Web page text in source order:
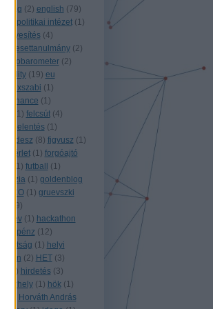
(2) english (79)
közpolitikai intézet (1)
(4)
esettanulmány (2)
eurobarometer (2)
(19) eu
exszabi (1)
(1)
1) felcsút (4)
feljelentés (1)
fidesz ( 8) figyusz (1)
földbérlet (1) forgóajtó
1) futball (1)
(1) goldenblog
(1) gruevszki
9)
gysev (1) hackathon
hálapénz (12)
(1) helyi
(2) HET (3)
) hirdetés (3)
(1) hök (1)
Horváth András